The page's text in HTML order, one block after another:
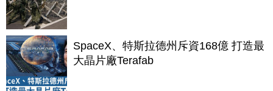
SpaceX、特斯拉德州斥資168億 打造最
大晶片廠Terafab